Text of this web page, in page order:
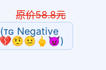
原价58.8元
Negative